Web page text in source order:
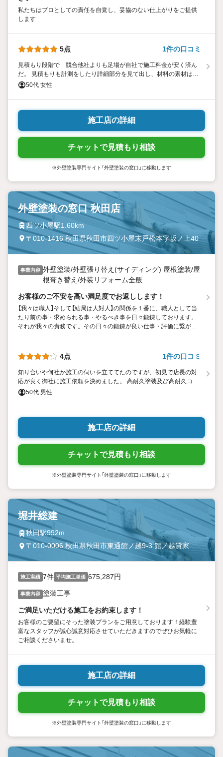
私たちはプロとしての責任を自覚し、妥協のない仕上がりをご提供
します
5点 1件の口コミ
見積もり段階で 競合他社よりも足場が自社で施工料金が安く済ん
だ。 見積もりも計測をしたり詳細部分を見て出し、材料の素材は現
時点で長持ちしてコスト的に良いものを選んでくれた様です。他社
い。 塗装者も最初は人数多めで入ってくれて あとは2週間を担当
者達がやってくれた。 開始時も終了時も挨拶の声かけをしてくれた
り安心して任せられた。 塗装の窓口を通して結果的に良かったで
す。
50代 女性
施工店の詳細
チャットで見積もり相談
※外壁塗装専門サイト「外壁塗装の窓口」に移動します
外壁塗装の窓口 秋田店
四ツ小屋駅1.60km
〒010-1416 秋田県秋田市四ツ小屋末戸松本字坂ノ上40
事業内容 外壁塗装/外壁張り替え(サイディング) 屋根塗装/屋
根葺き替え/外装リフォーム全般
お客様のご不安を高い満足度でお返しします！
【我々は職人】そして【結局は人対人】の関係を１番に、職人として当
たり前の事・求められる事・やるべき事を日々鍛錬しております。
それが我々の責務です。その日々の鍛錬が良い仕事・評価に繋が
4点 1件の口コミ
知り合いや何社か施工の伺いを立ててたのですが、初見で店長の対
応が良く御社に施工依頼を決めました。 高耐久塗装及び高耐久コー
キングの説明をパンフレット等で理解でき予算に応じた塗装ランク
50代 男性
施工店の詳細
チャットで見積もり相談
※外壁塗装専門サイト「外壁塗装の窓口」に移動します
堀井総建
秋田駅992m
〒010-0006 秋田県秋田市東通館ノ越9-3 館ノ越貸家
施工実績 7件 平均施工単価 675,287円
事業内容 塗装工事
ご満足いただける施工をお約束します！
お客様のご要望にそった塗装プランをご用意しております！経験豊
富なスタッフが誠心誠意対応させていただきますのでぜひお気軽に
ご相談くださいませ。
施工店の詳細
チャットで見積もり相談
※外壁塗装専門サイト「外壁塗装の窓口」に移動します